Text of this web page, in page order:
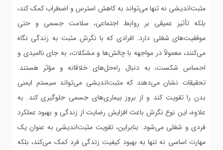
مثبت‌اندیشی نه تنها می‌تواند به کاهش استرس و اضطراب کمک کند،
بلکه تأثیر عمیقی بر روابط اجتماعی، سلامت جسمی و حتی
موفقیت‌های شغلی دارد. افرادی که با نگرش مثبت به زندگی نگاه
می‌کنند، معمولاً در مواجهه با چالش‌ها و مشکلات، به جای ناامیدی و
احساس شکست، به دنبال راه‌حل‌های خلاقانه و مؤثر هستند.
تحقیقات نشان می‌دهند که مثبت‌اندیشی می‌تواند سیستم ایمنی
بدن را تقویت کند و از بروز بیماری‌های جسمی جلوگیری کند. به
علاوه، این نوع نگرش باعث افزایش رضایت از زندگی و بهبود عملکرد
فردی و شغلی می‌شود. بنابراین، تقویت مثبت‌اندیشی به عنوان یک
مهارت اساسی نه تنها به بهبود کیفیت زندگی فرد کمک می‌کند، بلکه